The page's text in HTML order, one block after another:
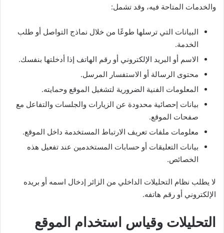
والخدمات المتاحة فيه، وقد تشمل:
البيانات التي ترسلها طوعًا من خلال نماذج التواصل أو طلب
الخدمة.
الاسم أو البريد الإلكتروني أو رقم الهاتف إذا أدخلتها بنفسك.
محتوى الرسالة أو الاستفسار المرسل.
المعلومات الفنية الضرورية لتشغيل الموقع وحمايته.
بيانات إحصائية محدودة عن الزيارات والجلسات والتفاعل مع
صفحات الموقع.
معلومات ملفات تعريف الارتباط المستخدمة داخل الموقع.
بيانات التعليقات أو حسابات المستخدمين عند تفعيل هذه
الخصائص.
لا يطلب نظام التحليلات الداخلي من الزائر إدخال اسمه أو بريده
الإلكتروني أو رقم هاتفه.
التحليلات وقياس استخدام الموقع